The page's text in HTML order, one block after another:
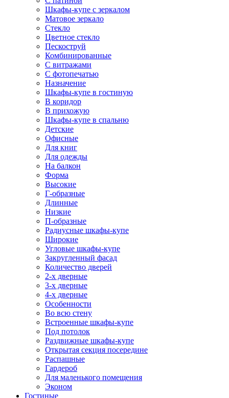
Шкафы-купе с зеркалом
Матовое зеркало
Стекло
Цветное стекло
Пескоструй
Комбинированные
С витражами
С фотопечатью
Назначение
Шкафы-купе в гостиную
В коридор
В прихожую
Шкафы-купе в спальню
Детские
Офисные
Для книг
Для одежды
На балкон
Форма
Высокие
Г-образные
Длинные
Низкие
П-образные
Радиусные шкафы-купе
Широкие
Угловые шкафы-купе
Закругленный фасад
Количество дверей
2-х дверные
3-х дверные
4-х дверные
Особенности
Во всю стену
Встроенные шкафы-купе
Под потолок
Раздвижные шкафы-купе
Открытая секция посередине
Распашные
Гардероб
Для маленького помещения
Эконом
Гостиные